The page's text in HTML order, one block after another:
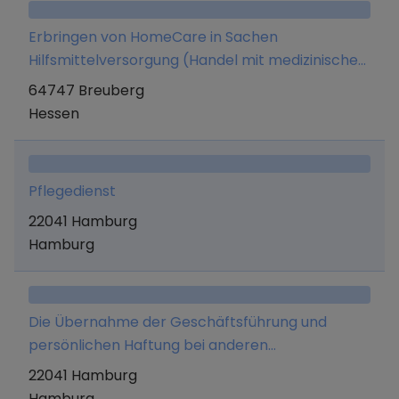
Erbringen von HomeCare in Sachen
Hilfsmittelversorgung (Handel mit medizinischen
Produkten, Heil- und Hilfsmittel für die
ambulante und stationäre Pflege sowie
Alltag nach SGB Xl.
64747 Breuberg
Hessen
Pflegedienst
22041 Hamburg
Hamburg
Die Übernahme der Geschäftsführung und
persönlichen Haftung bei anderen
Gesellschaften, insbesondere der Hansa
Medicare GmbH & Co. KG, welche ambulante
22041 Hamburg